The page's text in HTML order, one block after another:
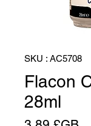
SKU : AC5708
Flacon
28ml